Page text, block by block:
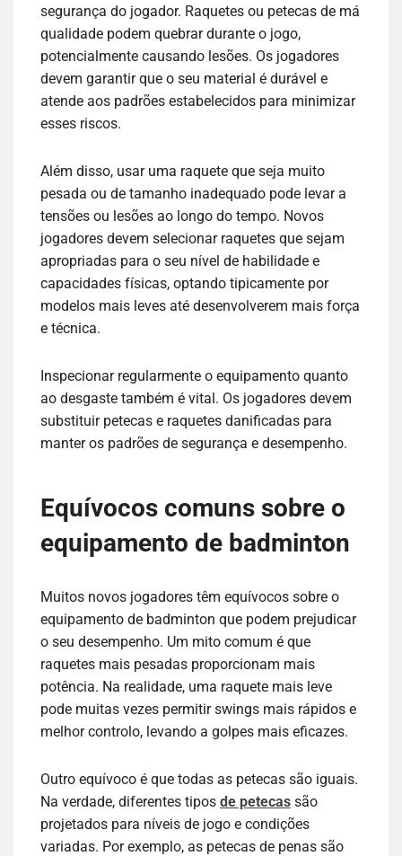
segurança do jogador. Raquetes ou petecas de má
qualidade podem quebrar durante o jogo,
potencialmente causando lesões. Os jogadores
devem garantir que o seu material é durável e
atende aos padrões estabelecidos para minimizar
esses riscos.
Além disso, usar uma raquete que seja muito
pesada ou de tamanho inadequado pode levar a
tensões ou lesões ao longo do tempo. Novos
jogadores devem selecionar raquetes que sejam
apropriadas para o seu nível de habilidade e
capacidades físicas, optando tipicamente por
modelos mais leves até desenvolverem mais força
e técnica.
Inspecionar regularmente o equipamento quanto
ao desgaste também é vital. Os jogadores devem
substituir petecas e raquetes danificadas para
manter os padrões de segurança e desempenho.
Equívocos comuns sobre o
equipamento de badminton
Muitos novos jogadores têm equívocos sobre o
equipamento de badminton que podem prejudicar
o seu desempenho. Um mito comum é que
raquetes mais pesadas proporcionam mais
potência. Na realidade, uma raquete mais leve
pode muitas vezes permitir swings mais rápidos e
melhor controlo, levando a golpes mais eficazes.
Outro equívoco é que todas as petecas são iguais.
Na verdade, diferentes tipos de petecas são
projetados para níveis de jogo e condições
variadas. Por exemplo, as petecas de penas são